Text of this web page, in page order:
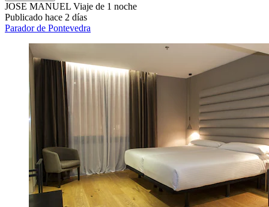
JOSE MANUEL Viaje de 1 noche
Publicado hace 2 días
Parador de Pontevedra